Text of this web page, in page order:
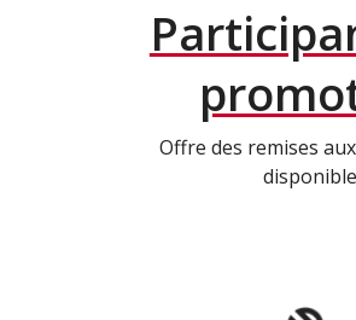
Offre des remises